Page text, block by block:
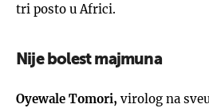
tri posto u Africi.
Nije bolest majmuna
Oyewale Tomori, virolog na